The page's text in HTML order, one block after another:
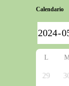
Calendario
L
29